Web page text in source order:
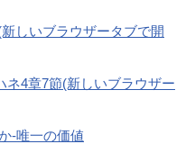
しいブラウザータブで開
ネ4章7節(新しいブラウザー
-唯一の価値